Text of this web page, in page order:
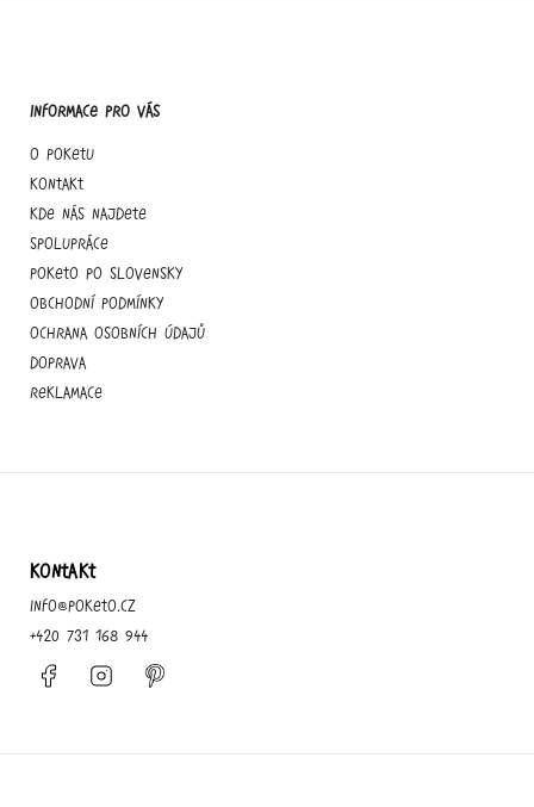
Informace pro vás
O Poketu
Kontakt
Kde nás najdete
Spolupráce
Poketo po slovensky
Obchodní podmínky
Ochrana osobních údajů
Doprava
Reklamace
KONTAKT
info@poketo.cz
+420 731 168 944
Facebook Instagram